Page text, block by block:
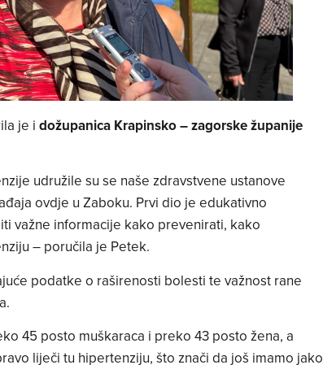
je i dožupanica Krapinsko – zagorske županije
udružile su se naše zdravstvene ustanove
ovdje u Zaboku. Prvi dio je edukativno
važne informacije kako prevenirati, kako
– poručila je Petek.
podatke o raširenosti bolesti te važnost rane
45 posto muškaraca i preko 43 posto žena, a
liječi tu hipertenziju, što znači da još imamo jako